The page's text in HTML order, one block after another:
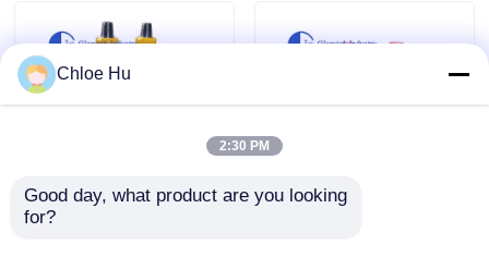
মামলা
উদ্ধৃতির জন্য আবেদন
উচ্চ চাপ 6" DHD360 ডাউন
Chloe Hu
2:30 PM
Good day, what product are you looking
for?